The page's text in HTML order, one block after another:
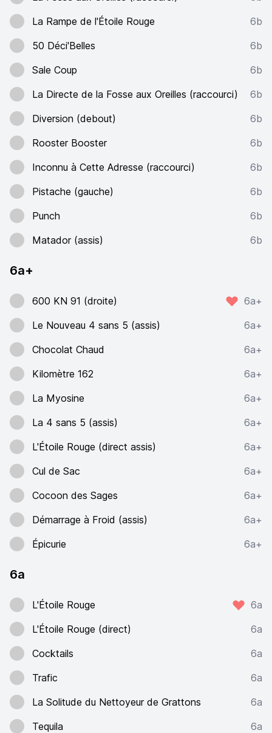
La Rampe de l'Étoile Rouge
6b
50 Déci'Belles
6b
Sale Coup
6b
La Directe de la Fosse aux Oreilles (raccourci)
6b
Diversion (debout)
6b
Rooster Booster
6b
Inconnu à Cette Adresse (raccourci)
6b
Pistache (gauche)
6b
Punch
6b
Matador (assis)
6b
6a+
600 KN 91 (droite)
6a+
Le Nouveau 4 sans 5 (assis)
6a+
Chocolat Chaud
6a+
Kilomètre 162
6a+
La Myosine
6a+
La 4 sans 5 (assis)
6a+
L'Étoile Rouge (direct assis)
6a+
Cul de Sac
6a+
Cocoon des Sages
6a+
Démarrage à Froid (assis)
6a+
Épicurie
6a+
6a
L'Étoile Rouge
6a
L'Étoile Rouge (direct)
6a
Cocktails
6a
Trafic
6a
La Solitude du Nettoyeur de Grattons
6a
Tequila
6a